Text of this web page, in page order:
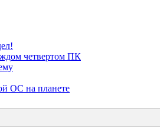
четвертом ПК
ОС на планете